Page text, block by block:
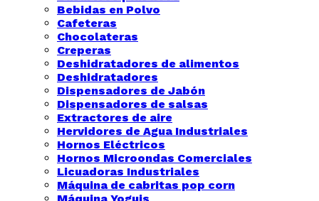
Bebidas en Polvo
Cafeteras
Chocolateras
Creperas
Deshidratadores de alimentos
Deshidratadores
Dispensadores de Jabón
Dispensadores de salsas
Extractores de aire
Hervidores de Agua Industriales
Hornos Eléctricos
Hornos Microondas Comerciales
Licuadoras Industriales
Máquina de cabritas pop corn